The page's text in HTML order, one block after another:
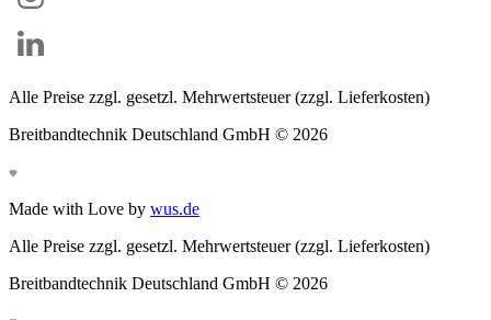
Alle Preise zzgl. gesetzl. Mehrwertsteuer (zzgl. Lieferkosten)
Breitbandtechnik Deutschland GmbH © 2026
Made with Love by wus.de
Alle Preise zzgl. gesetzl. Mehrwertsteuer (zzgl. Lieferkosten)
Breitbandtechnik Deutschland GmbH © 2026